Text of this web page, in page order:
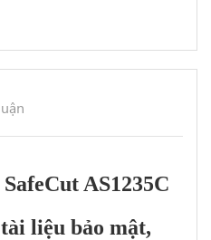
AS1235C
liệu bảo mật,